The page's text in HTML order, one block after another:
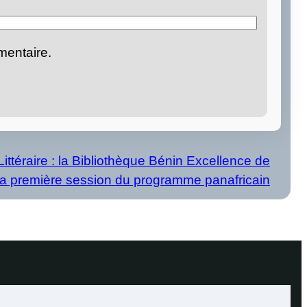
: la Bibliothèque Bénin Excellence de
première session du programme panafricain